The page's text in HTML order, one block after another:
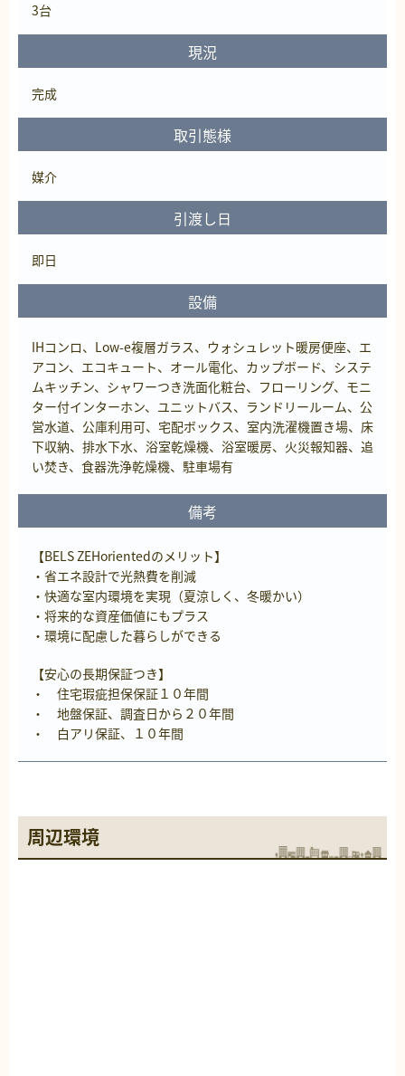
3台
現況
完成
取引態様
媒介
引渡し日
即日
設備
IHコンロ、Low-e複層ガラス、ウォシュレット暖房便座、エ
アコン、エコキュート、オール電化、カップボード、システ
ムキッチン、シャワーつき洗面化粧台、フローリング、モニ
ター付インターホン、ユニットバス、ランドリールーム、公
営水道、公庫利用可、宅配ボックス、室内洗濯機置き場、床
下収納、排水下水、浴室乾燥機、浴室暖房、火災報知器、追
い焚き、食器洗浄乾燥機、駐車場有
備考
【BELS ZEHorientedのメリット】
・省エネ設計で光熱費を削減
・快適な室内環境を実現（夏涼しく、冬暖かい）
・将来的な資産価値にもプラス
・環境に配慮した暮らしができる
【安心の長期保証つき】
・ 住宅瑕疵担保保証１０年間
・ 地盤保証、調査日から２０年間
・ 白アリ保証、１０年間
周辺環境